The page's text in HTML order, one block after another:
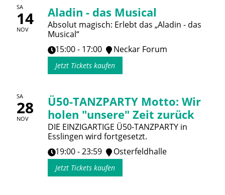
SA
14
NOV
Aladin - das Musical
Absolut magisch: Erlebt das „Aladin - das
Musical“
15:00 - 17:00
Neckar Forum
Jetzt Tickets kaufen
SA
28
NOV
Ü50-TANZPARTY Motto: Wir
holen "unsere" Zeit zurück
DIE EINZIGARTIGE Ü50-TANZPARTY in
Esslingen wird fortgesetzt.
19:00 - 23:59
Osterfeldhalle
Jetzt Tickets kaufen